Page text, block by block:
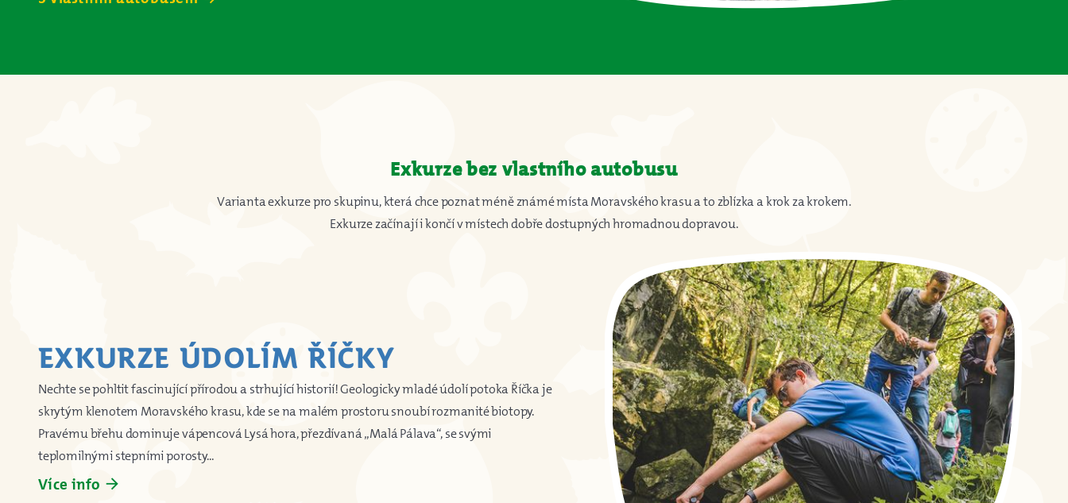
Exkurze bez vlastního autobusu
Varianta exkurze pro skupinu, která chce poznat méně známé místa Moravského krasu a to zblízka a krok za krokem.
Exkurze začínají i končí v místech dobře dostupných hromadnou dopravou.
EXKURZE ÚDOLÍM ŘÍČKY
Nechte se pohltit fascinující přírodou a strhující historií! Geologicky mladé údolí potoka Říčka je
skrytým klenotem Moravského krasu, kde se na malém prostoru snoubí rozmanité biotopy.
Pravému břehu dominuje vápencová Lysá hora, přezdívaná „Malá Pálava“, se svými
teplomilnými stepními porosty...
Více info arrow_forward